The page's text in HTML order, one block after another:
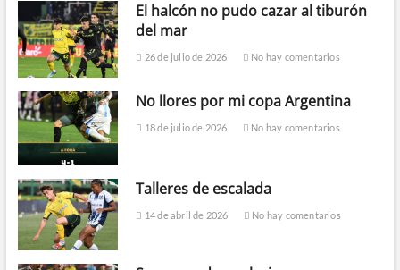
El halcón no pudo cazar al tiburón
del mar
26 de julio de 2026 No hay comentarios
No llores por mi copa Argentina
18 de julio de 2026 No hay comentarios
Talleres de escalada
14 de abril de 2026 No hay comentarios